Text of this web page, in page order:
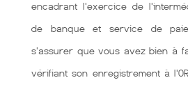
encadrant l'exercice de
de banque et service de
s'assurer que vous avez bien à
vérifiant son enregistrement à